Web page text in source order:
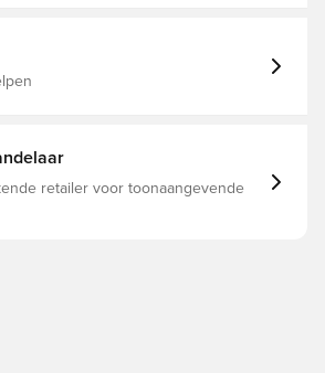
retailer voor toonaangevende